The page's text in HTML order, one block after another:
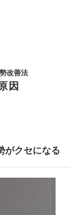
改善法
因
がクセになる